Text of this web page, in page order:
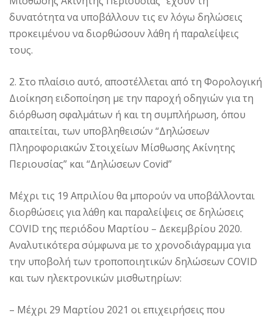
δυνατότητα να υποβάλλουν τις εν λόγω δηλώσεις
προκειμένου να διορθώσουν λάθη ή παραλείψεις
τους.
2. Στο πλαίσιο αυτό, αποστέλλεται από τη Φορολογική
Διοίκηση ειδοποίηση με την παροχή οδηγιών για τη
διόρθωση σφαλμάτων ή και τη συμπλήρωση, όπου
απαιτείται, των υποβληθεισών “Δηλώσεων
Πληροφοριακών Στοιχείων Μίσθωσης Ακίνητης
Περιουσίας” και “Δηλώσεων Covid”
Μέχρι τις 19 Απριλίου θα μπορούν να υποβάλλονται
διορθώσεις για λάθη και παραλείψεις σε δηλώσεις
COVID της περιόδου Μαρτίου – Δεκεμβρίου 2020.
Αναλυτικότερα σύμφωνα με το χρονοδιάγραμμα για
την υποβολή των τροποποιητικών δηλώσεων COVID
και των ηλεκτρονικών μισθωτηρίων:
– Μέχρι 29 Μαρτίου 2021 οι επιχειρήσεις που